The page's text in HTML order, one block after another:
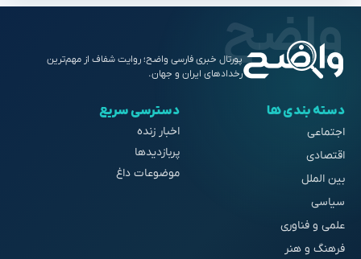
پورتال خبری فارسی واضح؛ روایت شفاف از مهم‌ترین
رخدادهای ایران و جهان.
دسته بندی ها
اجتماعی
اقتصادی
بین الملل
سیاسی
علمی و فناوری
فرهنگ و هنر
دسترسی سریع
اخبار زنده
پربازدیدها
موضوعات داغ